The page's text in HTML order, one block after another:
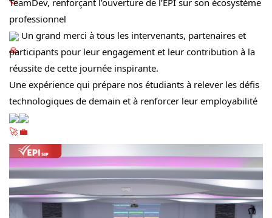
TeamDev, renforçant l’ouverture de l’EPI sur son écosystème
professionnel
Un grand merci à tous les intervenants, partenaires et
participants pour leur engagement et leur contribution à la
réussite de cette journée inspirante.
Une expérience qui prépare nos étudiants à relever les défis
technologiques de demain et à renforcer leur employabilité